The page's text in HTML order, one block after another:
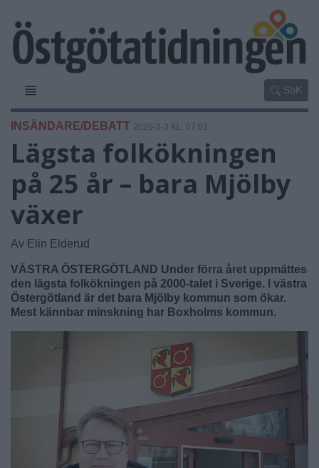
SöK
INSÄNDARE/DEBATT 2026-3-3 KL. 07:03
Lägsta folkökningen
på 25 år – bara Mjölby
växer
Av Elin Elderud
VÄSTRA ÖSTERGÖTLAND Under förra året uppmättes
den lägsta folkökningen på 2000-talet i Sverige. I västra
Östergötland är det bara Mjölby kommun som ökar.
Mest kännbar minskning har Boxholms kommun.